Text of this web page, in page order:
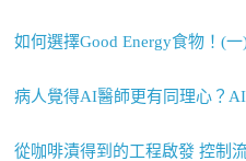
如何選擇Good Energy食物！(一
病人覺得AI醫師更有同理心？
從咖啡漬得到的工程啟發 控制